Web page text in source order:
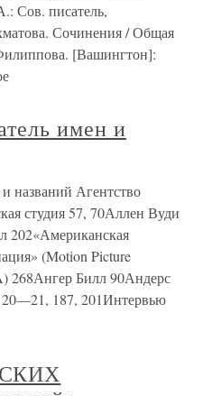
Сов. писатель,
Сочинения / Общая
[Вашингтон]:
имен и
названий Агентство
студия 57, 70Аллен Вуди
202«Американская
(Motion Picture
268Ангер Билл 90Андерс
187, 201Интервью